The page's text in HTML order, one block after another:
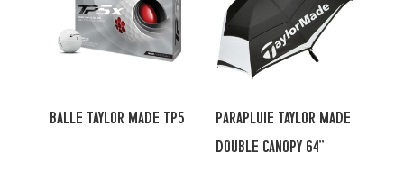
BALLE TAYLOR MADE TP5
PARAPLUIE TAYLOR MADE
DOUBLE CANOPY 64''